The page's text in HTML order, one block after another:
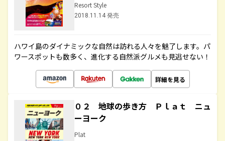
Resort Style
2018.11.14 発売
ハワイ島のダイナミックな自然は訪れる人々を魅了します。パ
ワースポットも数多く、進化する自然派グルメも見逃せない！
詳細を見る
０２ 地球の歩き方 Ｐｌａｔ ニュ
ーヨーク
Plat